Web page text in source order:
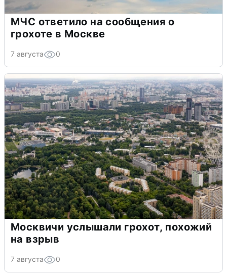
МЧС ответило на сообщения о
грохоте в Москве
7 августа 0
Москвичи услышали грохот, похожий
на взрыв
7 августа 0